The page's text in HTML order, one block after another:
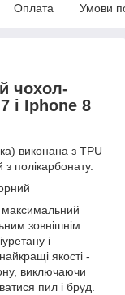
Оплата Умови
чохол-
і Iphone 8
виконана з TPU
полікарбонату.
зовнішнім
і
якості -
виключаючи
пил і бруд.